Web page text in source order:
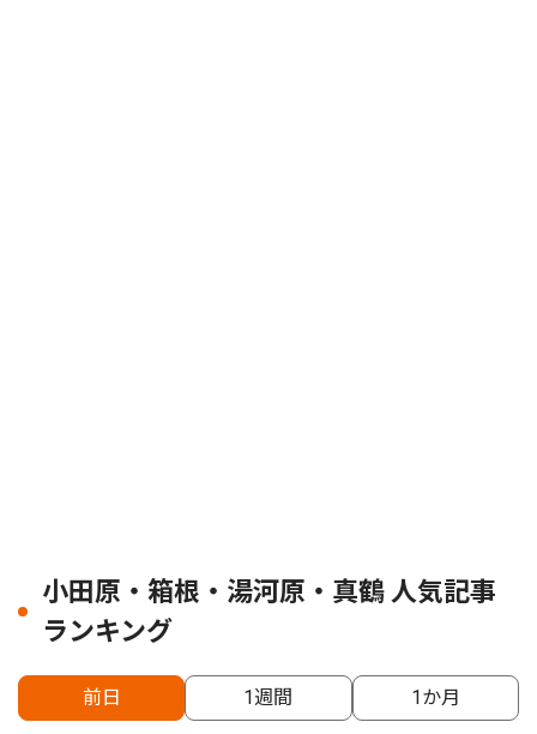
小田原・箱根・湯河原・真鶴 人気記事
ランキング
前日 1週間 1か月